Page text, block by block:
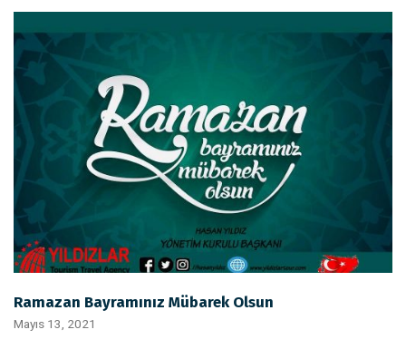
Ramazan Bayramınız Mübarek Olsun
Mayıs 13, 2021